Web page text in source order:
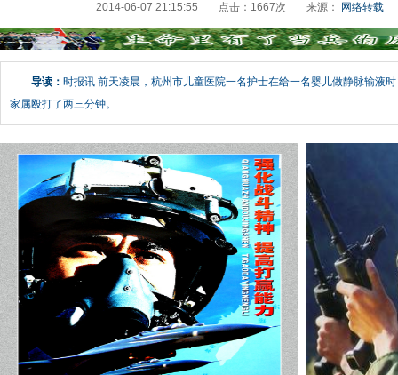
2014-06-07 21:15:55 点击： 1667次 来源： 网络转载
导读： 时报讯 前天凌晨，杭州市儿童医院一名护士在给一名婴儿做静脉输液
家属殴打了两三分钟。